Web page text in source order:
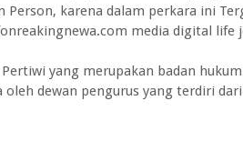
karena dalam perkara ini
media digital life
yang merupakan badan hukum
dewan pengurus yang terdiri